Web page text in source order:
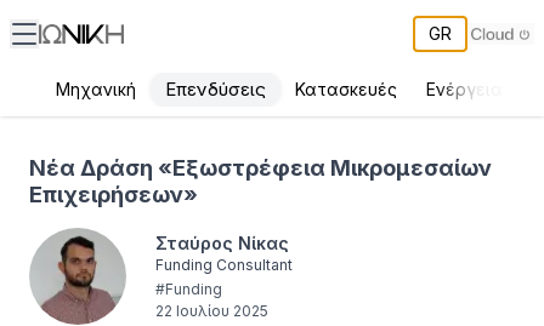
GR
Μηχανική Επενδύσεις Κατασκευές Ενέργεια
Νέα Δράση «Εξωστρέφεια Μικρομεσαίων
Επιχειρήσεων»
Σταύρος Νίκας
Funding Consultant
#Funding
22 Ιουλίου 2025